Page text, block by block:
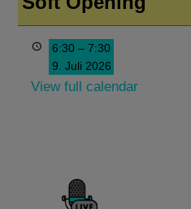
6:30 – 7:30
9. Juli 2026
View full calendar